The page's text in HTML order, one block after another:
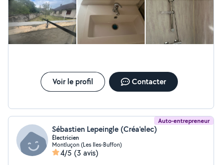
Voir le profil Contacter
Auto-entrepreneur
Sébastien Lepeingle (Créa'elec)
Électricien
Montluçon (Les Iles-Buffon)
4/5 (3 avis)